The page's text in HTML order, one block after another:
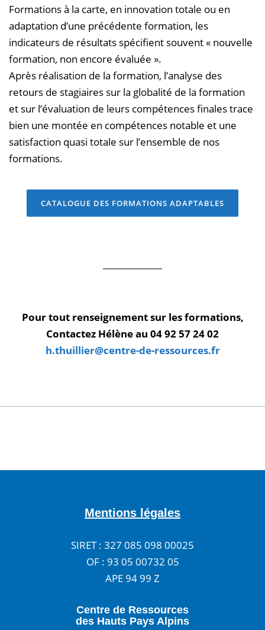
Formations à la carte, en innovation totale ou en
adaptation d’une précédente formation, les
indicateurs de résultats spécifient souvent « nouvelle
formation, non encore évaluée ».
Après réalisation de la formation, l’analyse des
retours de stagiaires sur la globalité de la formation
et sur l’évaluation de leurs compétences finales trace
bien une montée en compétences notable et une
satisfaction quasi totale sur l’ensemble de nos
formations.
CATALOGUE DES FORMATIONS ADAPTABLES
Pour tout renseignement sur les formations,
Contactez Hélène au 04 92 57 24 02
h.thuillier@centre-de-ressources.fr
Mentions légales
SIRET : 327 085 098 00025
OF : 93 05 00732 05
APE 94 99 Z
Centre de Ressources
des Hauts Pays Alpins